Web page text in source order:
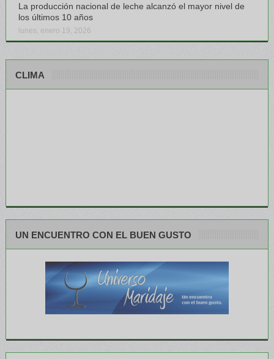
La producción nacional de leche alcanzó el mayor nivel de
los últimos 10 años
lunes, enero 19, 2026
CLIMA
UN ENCUENTRO CON EL BUEN GUSTO